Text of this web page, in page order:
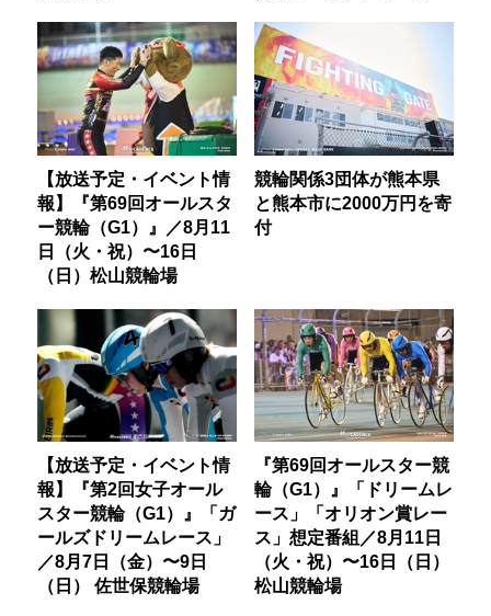
【放送予定・イベント情
報】『第69回オールスタ
ー競輪（G1）』／8月11
日（火・祝）〜16日
（日）松山競輪場
競輪関係3団体が熊本県
と熊本市に2000万円を寄
付
【放送予定・イベント情
報】『第2回女子オール
スター競輪（G1）』「ガ
ールズドリームレース」
／8月7日（金）〜9日
（日） 佐世保競輪場
『第69回オールスター競
輪（G1）』「ドリームレ
ース」「オリオン賞レー
ス」想定番組／8月11日
（火・祝）〜16日（日）
松山競輪場